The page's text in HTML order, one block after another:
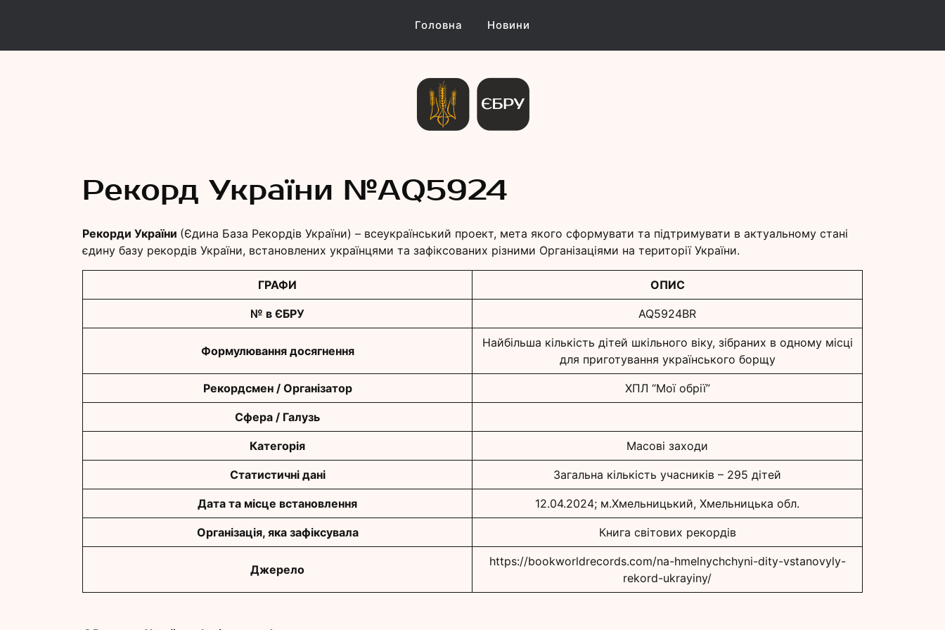
Головна Новини
Рекорди України
Рекорд України №АQ5924
Рекорди України (Єдина База Рекордів України) – всеукраїнський проект, мета якого сформувати та підтримувати в актуальному стані
єдину базу рекордів України, встановлених українцями та зафіксованих різними Організаціями на території України.
ГРАФИ ОПИС
№ в ЄБРУ AQ5924BR
Формулювання досягнення
Найбільша кількість дітей шкільного віку, зібраних в одному місці
для приготування українського борщу
Рекордсмен / Організатор ХПЛ “Мої обрії”
Сфера / Галузь
Категорія Масові заходи
Статистичні дані Загальна кількість учасників – 295 дітей
Дата та місце встановлення 12.04.2024; м.Хмельницький, Хмельницька обл.
Організація, яка зафіксувала Книга світових рекордів
Джерело
https://bookworldrecords.com/na-hmelnychchyni-dity-vstanovyly-
rekord-ukrayiny/